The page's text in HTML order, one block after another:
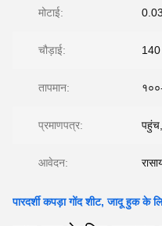
मोटाई:
चौड़ाई: 140
तापमान:
प्रमाणपत्र:
आवेदन:
पारदर्शी कपड़ा गोंद शीट, जादू हुक के